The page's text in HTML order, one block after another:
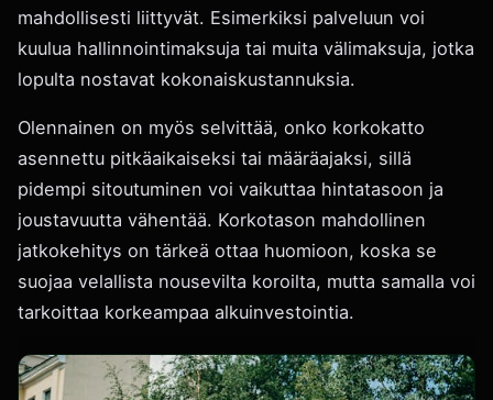
mahdollisesti liittyvät. Esimerkiksi palveluun voi
kuulua hallinnointimaksuja tai muita välimaksuja, jotka
lopulta nostavat kokonaiskustannuksia.
Olennainen on myös selvittää, onko korkokatto
asennettu pitkäaikaiseksi tai määräajaksi, sillä
pidempi sitoutuminen voi vaikuttaa hintatasoon ja
joustavuutta vähentää. Korkotason mahdollinen
jatkokehitys on tärkeä ottaa huomioon, koska se
suojaa velallista nousevilta koroilta, mutta samalla voi
tarkoittaa korkeampaa alkuinvestointia.